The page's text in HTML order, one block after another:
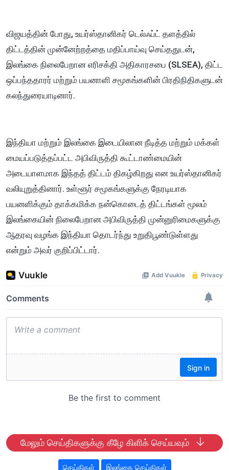
விஜயத்தின் போது, உயர்ஸ்தானிகர் டெல்ஃப்ட் தளத்தில்
திட்டத்தின் முன்னேற்றத்தை மதிப்பாய்வு செய்ததுடன்,
இலங்கை நிலைபேறான எரிசக்தி அதிகாரசபை (SLSEA), திட்ட
ஒப்பந்ததாரர் மற்றும் பயனாளி சமூகங்களின் பிரதிநிதிகளுடன்
கலந்துரையாடினார்.
இந்தியா மற்றும் இலங்கை இடையிலான நீடித்த மற்றும் மக்கள்
மையப்படுத்தப்பட்ட அபிவிருத்தி கூட்டாண்மையின்
அடையாளமாக இந்தத் திட்டம் திகழ்கிறது என உயர்ஸ்தானிகர்
வலியுறுத்தினார். உள்ளூர் சமூகங்களுக்கு நேரடியாக
பயனளிக்கும் தாக்கமிக்க நன்கொடைத் திட்டங்கள் மூலம்
இலங்கையின் நிலைபேறான அபிவிருத்தி முன்னுரிமைகளுக்கு
ஆதரவு வழங்க இந்தியா தொடர்ந்து உறுதிபூண்டுள்ளது
என்றும் அவர் குறிப்பிட்டார்.
மேலும் செய்திகளுக்கு கீழே கிளிக் செய்யவும்
செய்திகள் இலங்கை செய்திகள்